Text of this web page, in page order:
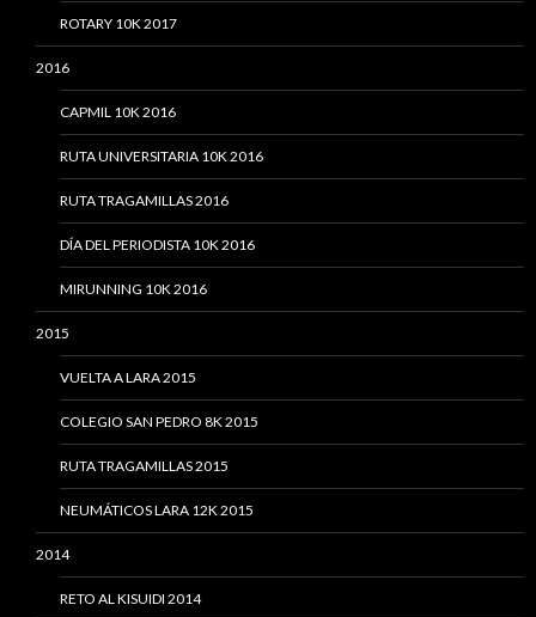
ROTARY 10K 2017
2016
CAPMIL 10K 2016
RUTA UNIVERSITARIA 10K 2016
RUTA TRAGAMILLAS 2016
DÍA DEL PERIODISTA 10K 2016
MIRUNNING 10K 2016
2015
VUELTA A LARA 2015
COLEGIO SAN PEDRO 8K 2015
RUTA TRAGAMILLAS 2015
NEUMÁTICOS LARA 12K 2015
2014
RETO AL KISUIDI 2014